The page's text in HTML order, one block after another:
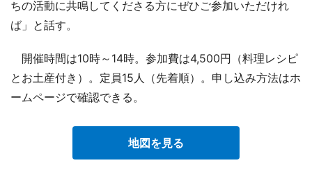
ちの活動に共鳴してくださる方にぜひご参加いただけれ
ば」と話す。
開催時間は10時～14時。参加費は4,500円（料理レシピ
とお土産付き）。定員15人（先着順）。申し込み方法はホ
ームページで確認できる。
地図を見る